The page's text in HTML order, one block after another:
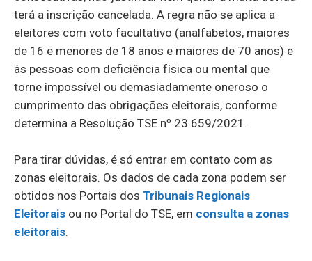
terá a inscrição cancelada. A regra não se aplica a
eleitores com voto facultativo (analfabetos, maiores
de 16 e menores de 18 anos e maiores de 70 anos) e
às pessoas com deficiência física ou mental que
torne impossível ou demasiadamente oneroso o
cumprimento das obrigações eleitorais, conforme
determina a Resolução TSE nº 23.659/2021.
Para tirar dúvidas, é só entrar em contato com as
zonas eleitorais. Os dados de cada zona podem ser
obtidos nos Portais dos Tribunais Regionais
Eleitorais ou no Portal do TSE, em consulta a zonas
eleitorais.